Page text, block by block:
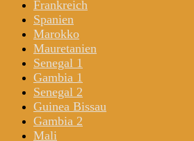
Frankreich
Spanien
Marokko
Mauretanien
Senegal 1
Gambia 1
Senegal 2
Guinea Bissau
Gambia 2
Mali